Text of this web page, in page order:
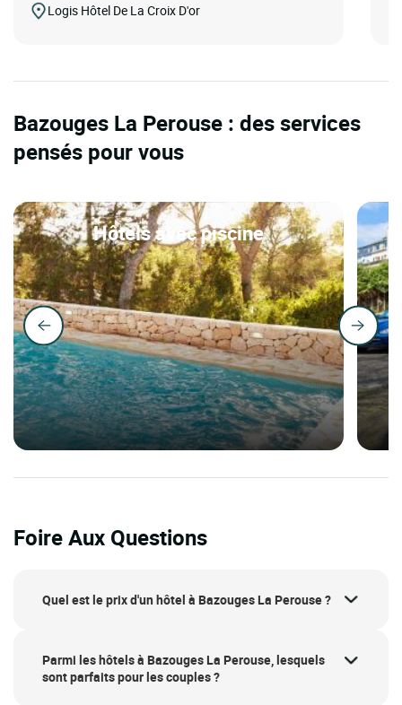
Logis Hôtel De La Croix D'or
Bazouges La Perouse : des services
pensés pour vous
Hôtels avec piscine
Foire Aux Questions
Quel est le prix d'un hôtel à Bazouges La Perouse ?
Parmi les hôtels à Bazouges La Perouse, lesquels
sont parfaits pour les couples ?